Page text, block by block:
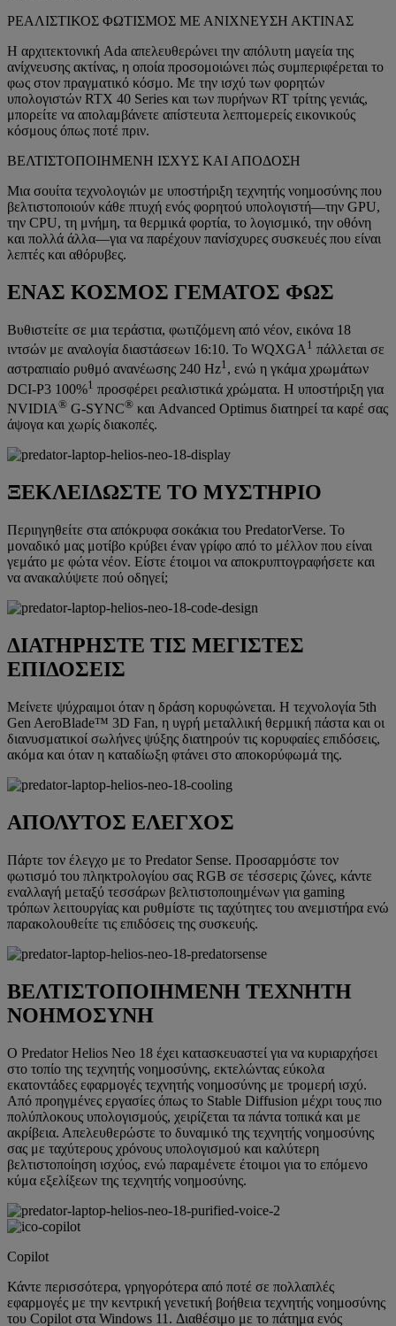
ΡΕΑΛΙΣΤΙΚΟΣ ΦΩΤΙΣΜΟΣ ΜΕ ΑΝΙΧΝΕΥΣΗ ΑΚΤΙΝΑΣ
Η αρχιτεκτονική Ada απελευθερώνει την απόλυτη μαγεία της
ανίχνευσης ακτίνας, η οποία προσομοιώνει πώς συμπεριφέρεται το
φως στον πραγματικό κόσμο. Με την ισχύ των φορητών
υπολογιστών RTX 40 Series και των πυρήνων RT τρίτης γενιάς,
μπορείτε να απολαμβάνετε απίστευτα λεπτομερείς εικονικούς
κόσμους όπως ποτέ πριν.
ΒΕΛΤΙΣΤΟΠΟΙΗΜΕΝΗ ΙΣΧΥΣ ΚΑΙ ΑΠΟΔΟΣΗ
Μια σουίτα τεχνολογιών με υποστήριξη τεχνητής νοημοσύνης που
βελτιστοποιούν κάθε πτυχή ενός φορητού υπολογιστή—την GPU,
την CPU, τη μνήμη, τα θερμικά φορτία, το λογισμικό, την οθόνη
και πολλά άλλα—για να παρέχουν πανίσχυρες συσκευές που είναι
λεπτές και αθόρυβες.
ΕΝΑΣ ΚΟΣΜΟΣ ΓΕΜΑΤΟΣ ΦΩΣ
Βυθιστείτε σε μια τεράστια, φωτιζόμενη από νέον, εικόνα 18
ιντσών με αναλογία διαστάσεων 16:10. Το WQXGA1 πάλλεται σε
αστραπιαίο ρυθμό ανανέωσης 240 Hz1, ενώ η γκάμα χρωμάτων
DCI-P3 100%1 προσφέρει ρεαλιστικά χρώματα. Η υποστήριξη για
NVIDIA® G-SYNC® και Advanced Optimus διατηρεί τα καρέ σας
άψογα και χωρίς διακοπές.
ΞΕΚΛΕΙΔΩΣΤΕ ΤΟ ΜΥΣΤΗΡΙΟ
Περιηγηθείτε στα απόκρυφα σοκάκια του PredatorVerse. Το
μοναδικό μας μοτίβο κρύβει έναν γρίφο από το μέλλον που είναι
γεμάτο με φώτα νέον. Είστε έτοιμοι να αποκρυπτογραφήσετε και
να ανακαλύψετε πού οδηγεί;
ΔΙΑΤΗΡΗΣΤΕ ΤΙΣ ΜΕΓΙΣΤΕΣ
ΕΠΙΔΟΣΕΙΣ
Μείνετε ψύχραιμοι όταν η δράση κορυφώνεται. Η τεχνολογία 5th
Gen AeroBlade™ 3D Fan, η υγρή μεταλλική θερμική πάστα και οι
διανυσματικοί σωλήνες ψύξης διατηρούν τις κορυφαίες επιδόσεις,
ακόμα και όταν η καταδίωξη φτάνει στο αποκορύφωμά της.
ΑΠΟΛΥΤΟΣ ΕΛΕΓΧΟΣ
Πάρτε τον έλεγχο με το Predator Sense. Προσαρμόστε τον
φωτισμό του πληκτρολογίου σας RGB σε τέσσερις ζώνες, κάντε
εναλλαγή μεταξύ τεσσάρων βελτιστοποιημένων για gaming
τρόπων λειτουργίας και ρυθμίστε τις ταχύτητες του ανεμιστήρα ενώ
παρακολουθείτε τις επιδόσεις της συσκευής.
ΒΕΛΤΙΣΤΟΠΟΙΗΜΕΝΗ ΤΕΧΝΗΤΗ
ΝΟΗΜΟΣΥΝΗ
Ο Predator Helios Neo 18 έχει κατασκευαστεί για να κυριαρχήσει
στο τοπίο της τεχνητής νοημοσύνης, εκτελώντας εύκολα
εκατοντάδες εφαρμογές τεχνητής νοημοσύνης με τρομερή ισχύ.
Από προηγμένες εργασίες όπως το Stable Diffusion μέχρι τους πιο
πολύπλοκους υπολογισμούς, χειρίζεται τα πάντα τοπικά και με
ακρίβεια. Απελευθερώστε το δυναμικό της τεχνητής νοημοσύνης
σας με ταχύτερους χρόνους υπολογισμού και καλύτερη
βελτιστοποίηση ισχύος, ενώ παραμένετε έτοιμοι για το επόμενο
κύμα εξελίξεων της τεχνητής νοημοσύνης.
Copilot
Κάντε περισσότερα, γρηγορότερα από ποτέ σε πολλαπλές
εφαρμογές με την κεντρική γενετική βοήθεια τεχνητής νοημοσύνης
του Copilot στα Windows 11. Διαθέσιμο με το πάτημα ενός